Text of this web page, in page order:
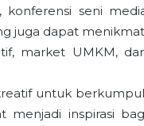
seni
juga dapat
market UMKM,
untuk
menjadi inspirasi